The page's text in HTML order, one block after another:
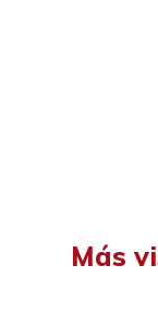
Más